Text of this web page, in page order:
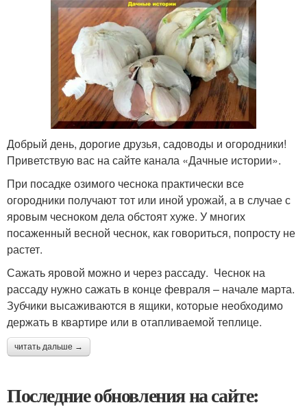
Добрый день, дорогие друзья, садоводы и огородники!
Приветствую вас на сайте канала «Дачные истории».
При посадке озимого чеснока практически все
огородники получают тот или иной урожай, а в случае с
яровым чесноком дела обстоят хуже. У многих
посаженный весной чеснок, как говориться, попросту не
растет.
Сажать яровой можно и через рассаду. Чеснок на
рассаду нужно сажать в конце февраля – начале марта.
Зубчики высаживаются в ящики, которые необходимо
держать в квартире или в отапливаемой теплице.
читать дальше →
Последние обновления на сайте: